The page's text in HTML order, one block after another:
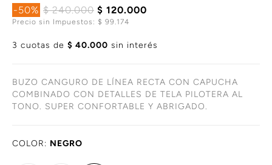
-50% $ 240.000 $ 120.000
Precio sin Impuestos: $ 99.174
3 cuotas de $ 40.000 sin interés
BUZO CANGURO DE LÍNEA RECTA CON CAPUCHA
COMBINADO CON DETALLES DE TELA PILOTERA AL
TONO. SUPER CONFORTABLE Y ABRIGADO.
COLOR: NEGRO